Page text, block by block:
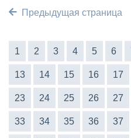
Предыдущая страница
1 2 3 4 5 6
13 14 15 16 17
23 24 25 26 27
33 34 35 36 37